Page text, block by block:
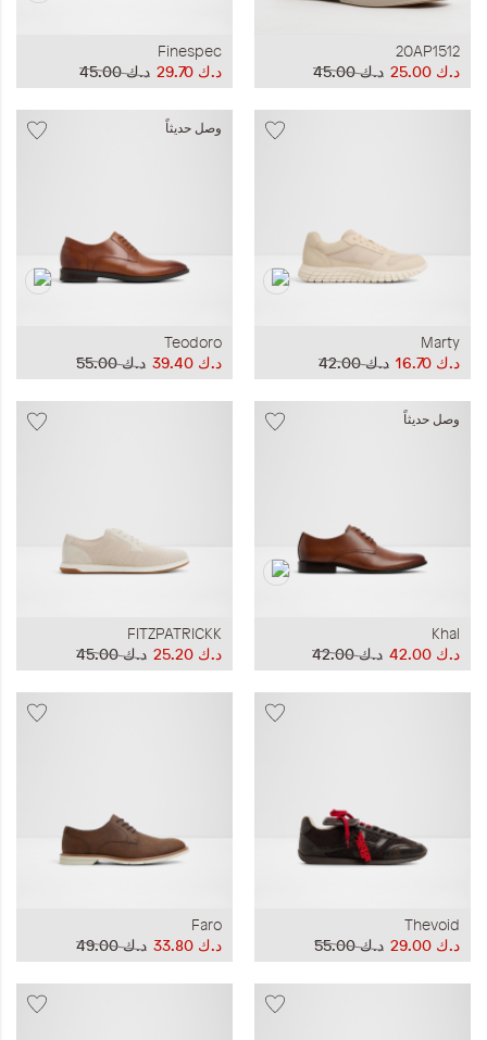
20AP1512
د.ك‏ 45.00
د.ك‏ 25.00
Finespec
د.ك‏ 45.00
د.ك‏ 29.70
Marty
د.ك‏ 42.00
د.ك‏ 16.70
وصل حديثاً
Teodoro
د.ك‏ 55.00
د.ك‏ 39.40
وصل حديثاً
Khal
د.ك‏ 42.00
د.ك‏ 42.00
FITZPATRICKK
د.ك‏ 45.00
د.ك‏ 25.20
Thevoid
د.ك‏ 55.00
د.ك‏ 29.00
Faro
د.ك‏ 49.00
د.ك‏ 33.80